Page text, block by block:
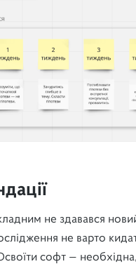
не здавався
не варто
софт —